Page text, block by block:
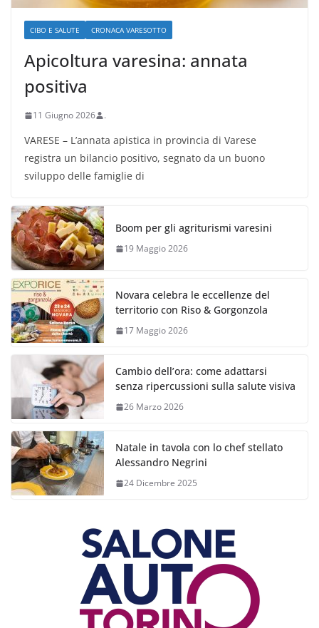
CIBO E SALUTE CRONACA VARESOTTO
Apicoltura varesina: annata
positiva
11 Giugno 2026 .
VARESE – L’annata apistica in provincia di Varese
registra un bilancio positivo, segnato da un buono
sviluppo delle famiglie di
Boom per gli agriturismi varesini
19 Maggio 2026
Novara celebra le eccellenze del
territorio con Riso & Gorgonzola
17 Maggio 2026
Cambio dell’ora: come adattarsi
senza ripercussioni sulla salute visiva
26 Marzo 2026
Natale in tavola con lo chef stellato
Alessandro Negrini
24 Dicembre 2025